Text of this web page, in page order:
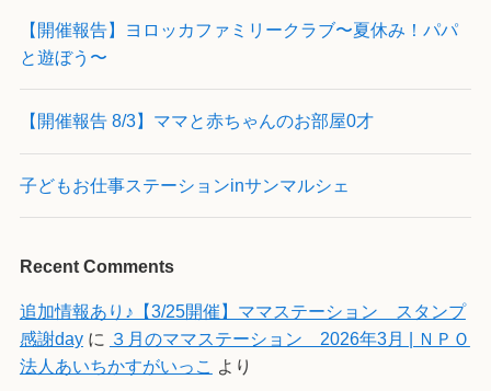
【開催報告】ヨロッカファミリークラブ〜夏休み！パパ
と遊ぼう〜
【開催報告 8/3】ママと赤ちゃんのお部屋0才
子どもお仕事ステーションinサンマルシェ
Recent Comments
追加情報あり♪【3/25開催】ママステーション スタンプ
感謝dayに ３月のママステーション 2026年3月 | ＮＰＯ
法人あいちかすがいっこ より